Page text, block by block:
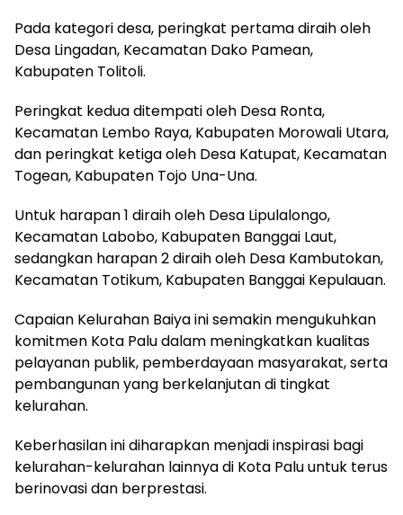
Pada kategori desa, peringkat pertama diraih oleh
Desa Lingadan, Kecamatan Dako Pamean,
Kabupaten Tolitoli.
Peringkat kedua ditempati oleh Desa Ronta,
Kecamatan Lembo Raya, Kabupaten Morowali Utara,
dan peringkat ketiga oleh Desa Katupat, Kecamatan
Togean, Kabupaten Tojo Una-Una.
Untuk harapan 1 diraih oleh Desa Lipulalongo,
Kecamatan Labobo, Kabupaten Banggai Laut,
sedangkan harapan 2 diraih oleh Desa Kambutokan,
Kecamatan Totikum, Kabupaten Banggai Kepulauan.
Capaian Kelurahan Baiya ini semakin mengukuhkan
komitmen Kota Palu dalam meningkatkan kualitas
pelayanan publik, pemberdayaan masyarakat, serta
pembangunan yang berkelanjutan di tingkat
kelurahan.
Keberhasilan ini diharapkan menjadi inspirasi bagi
kelurahan-kelurahan lainnya di Kota Palu untuk terus
berinovasi dan berprestasi.